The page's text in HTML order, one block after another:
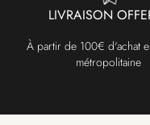
LIVRAISON
À partir de 100€ d'achat
métropolitaine